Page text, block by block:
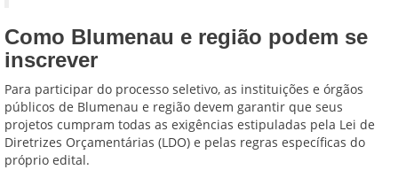
Como Blumenau e região podem se
inscrever
Para participar do processo seletivo, as instituições e órgãos
públicos de Blumenau e região devem garantir que seus
projetos cumpram todas as exigências estipuladas pela Lei de
Diretrizes Orçamentárias (LDO) e pelas regras específicas do
próprio edital.